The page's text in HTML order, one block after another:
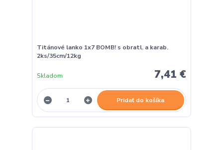
Titánové lanko 1x7 BOMB! s obratl. a karab.
2ks/35cm/12kg
7,41 €
Skladom
Pridať do košíka